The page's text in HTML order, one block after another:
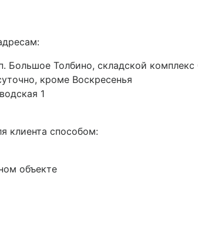
Большое Толбино, складской
кроме Воскресенья
1
клиента способом:
объекте